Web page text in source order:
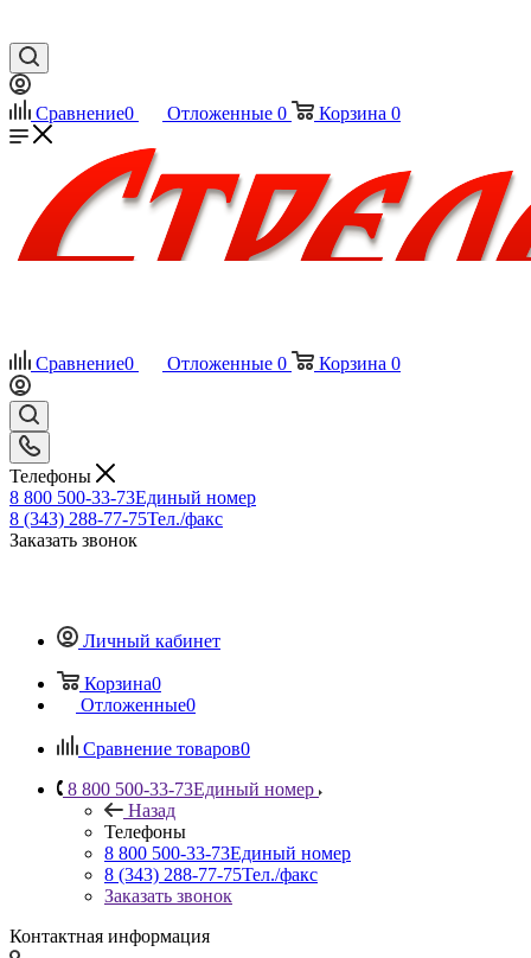
Сравнение0 Отложенные 0 Корзина 0
Сравнение0 Отложенные 0 Корзина 0
Телефоны
8 800 500-33-73Единый номер
8 (343) 288-77-75Тел./факс
Заказать звонок
Личный кабинет
Корзина0
Отложенные0
Сравнение товаров0
8 800 500-33-73Единый номер
Назад
Телефоны
8 800 500-33-73Единый номер
8 (343) 288-77-75Тел./факс
Заказать звонок
Контактная информация